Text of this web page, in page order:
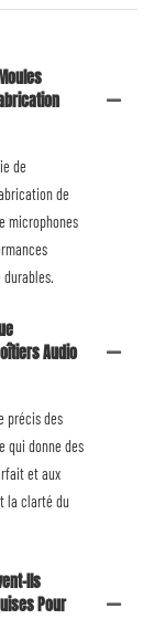
de
de
microphones
Audio
précis des
qui donne des
et aux
la clarté du
Ils
Pour